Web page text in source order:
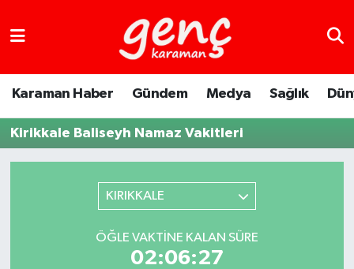
Karaman Haber Gündem Medya Sağlık
Kirikkale Baliseyh Namaz Vakitleri
KIRIKKALE
ÖĞLE VAKTINE KALAN SÜRE
02:06:27